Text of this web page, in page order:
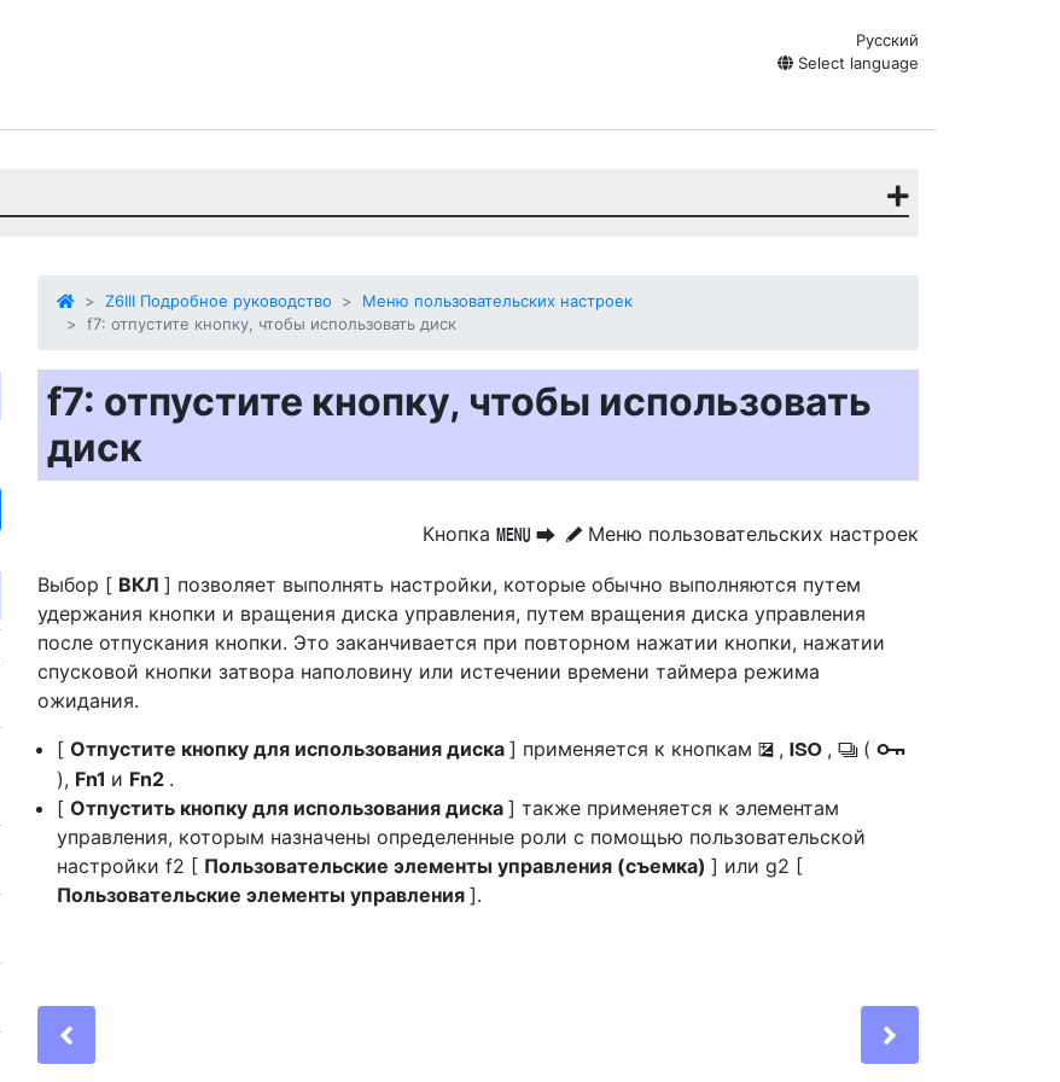
Русский
Select language
Z6III Подробное руководство
Меню пользовательских настроек
f7: отпустите кнопку, чтобы использовать диск
f7: отпустите кнопку, чтобы использовать
диск
Кнопка G U A Меню пользовательских настроек
Выбор [ ВКЛ ] позволяет выполнять настройки, которые обычно выполняются путем
удержания кнопки и вращения диска управления, путем вращения диска управления
после отпускания кнопки. Это заканчивается при повторном нажатии кнопки, нажатии
спусковой кнопки затвора наполовину или истечении времени таймера режима
ожидания.
[ Отпустите кнопку для использования диска ] применяется к кнопкам E , S , c ( g
), Fn1 и Fn2 .
[ Отпустить кнопку для использования диска ] также применяется к элементам
управления, которым назначены определенные роли с помощью пользовательской
настройки f2 [ Пользовательские элементы управления (съемка) ] или g2 [
Пользовательские элементы управления ].